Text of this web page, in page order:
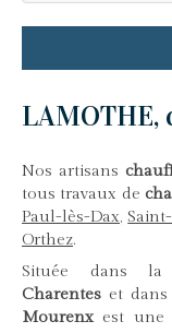
LAMOTHE,
Nos artisans
tous travaux de
Paul-lès-Dax,
Orthez.
Située dans
Charentes et
Mourenx est une